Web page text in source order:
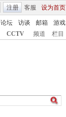
客服 设为首页
注册
论坛 访谈 邮箱
游戏
CCTV 频道 栏目